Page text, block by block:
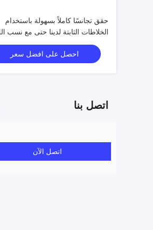
حقق تجانسًا كاملاً بسهولة باستخدام
الخلاطات الثابتة لدينا حتى مع نسب
الصعبة أو ظروف التدفق المنخفضة.
احصل على افضل سعر
اتصل بنا
اتصل الآن